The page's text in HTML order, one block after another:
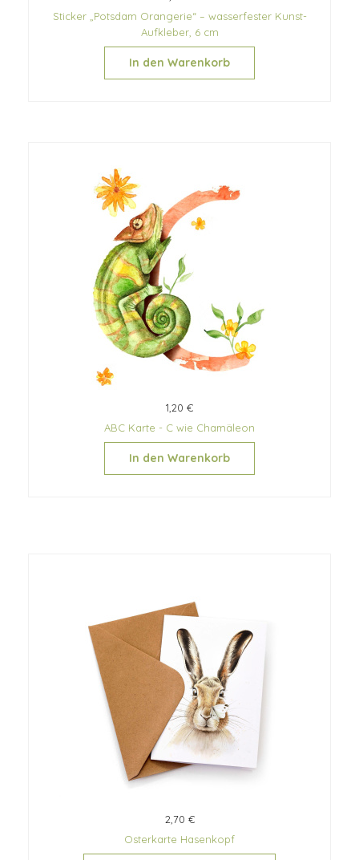
Sticker „Potsdam Orangerie“ – wasserfester Kunst-
Aufkleber, 6 cm
In den Warenkorb
1,20 €
ABC Karte - C wie Chamäleon
In den Warenkorb
2,70 €
Osterkarte Hasenkopf